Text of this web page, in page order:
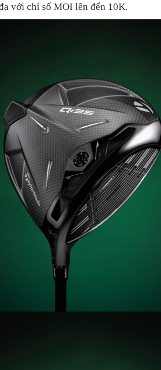
với chỉ số MOI lên đến 10K.